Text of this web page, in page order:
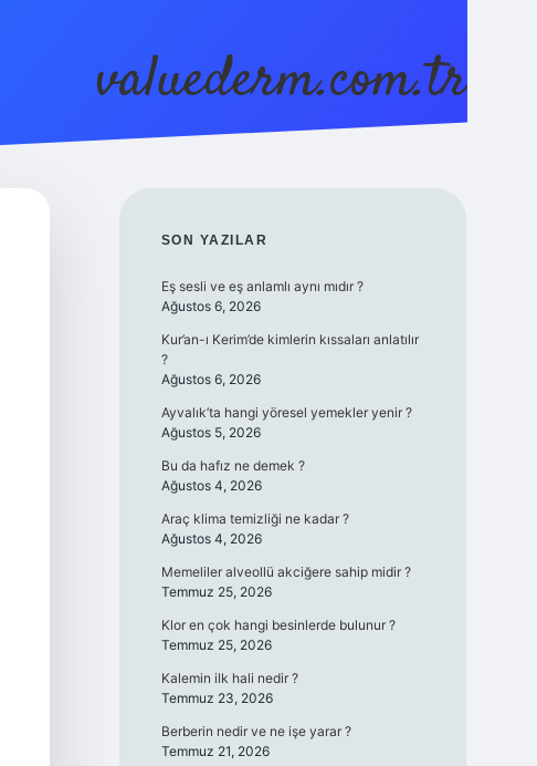
valuederm.com.tr
SIDEBAR
SON YAZILAR
Eş sesli ve eş anlamlı aynı mıdır ?
Ağustos 6, 2026
Kur’an-ı Kerim’de kimlerin kıssaları anlatılır
?
Ağustos 6, 2026
Ayvalık’ta hangi yöresel yemekler yenir ?
Ağustos 5, 2026
Bu da hafız ne demek ?
Ağustos 4, 2026
Araç klima temizliği ne kadar ?
Ağustos 4, 2026
Memeliler alveollü akciğere sahip midir ?
Temmuz 25, 2026
Klor en çok hangi besinlerde bulunur ?
Temmuz 25, 2026
Kalemin ilk hali nedir ?
Temmuz 23, 2026
Berberin nedir ve ne işe yarar ?
Temmuz 21, 2026